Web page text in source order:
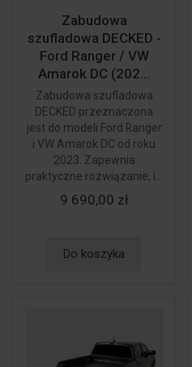
Zabudowa
szufladowa DECKED -
Ford Ranger / VW
Amarok DC (202...
Zabudowa szufladowa
DECKED przeznaczona
jest do modeli Ford Ranger
i VW Amarok DC od roku
2023. Zapewnia
praktyczne rozwiązanie, i...
9 690,00 zł
Do koszyka